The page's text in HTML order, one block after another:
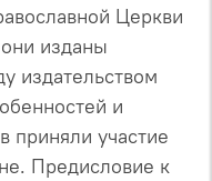
Церкви
изданы
издательством
и
приняли участие
Предисловие к